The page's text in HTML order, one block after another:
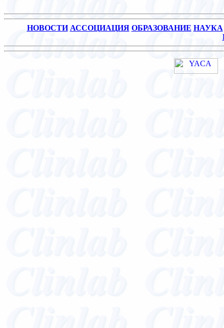
НОВОСТИ АССОЦИАЦИЯ ОБРАЗОВАНИЕ НАУКА